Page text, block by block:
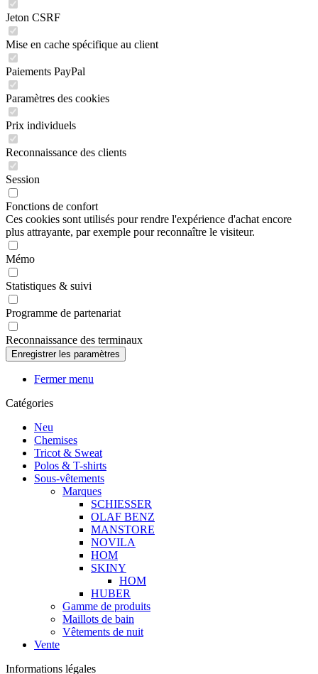
Jeton CSRF
Mise en cache spécifique au client
Paiements PayPal
Paramètres des cookies
Prix individuels
Reconnaissance des clients
Session
Fonctions de confort
Ces cookies sont utilisés pour rendre l'expérience d'achat encore
plus attrayante, par exemple pour reconnaître le visiteur.
Mémo
Statistiques & suivi
Programme de partenariat
Reconnaissance des terminaux
Fermer menu
Catégories
Neu
Chemises
Tricot & Sweat
Polos & T-shirts
Sous-vêtements
Marques
SCHIESSER
OLAF BENZ
MANSTORE
NOVILA
HOM
SKINY
HOM
HUBER
Gamme de produits
Maillots de bain
Vêtements de nuit
Vente
Informations légales